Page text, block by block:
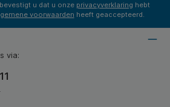
u dat u onze privacyverklaring hebt
voorwaarden heeft geaccepteerd.
via: